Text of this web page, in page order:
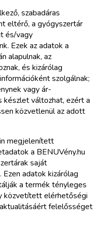
szabadáras
eltérő, a gyógyszertár
és/vagy
Ezek az adatok a
alapulnak, az
és kizárólag
szolgálnak;
vagy ár-
készlet változhat, ezért a
közvetlenül az adott
megjelenített
a BENUVény.hu
saját
adatok kizárólag
a termék tényleges
közvetített elérhetőségi
felelősséget